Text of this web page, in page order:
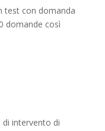
test con domanda
domande così
intervento di